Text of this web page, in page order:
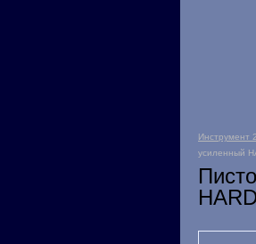
Инструмент
усиленный